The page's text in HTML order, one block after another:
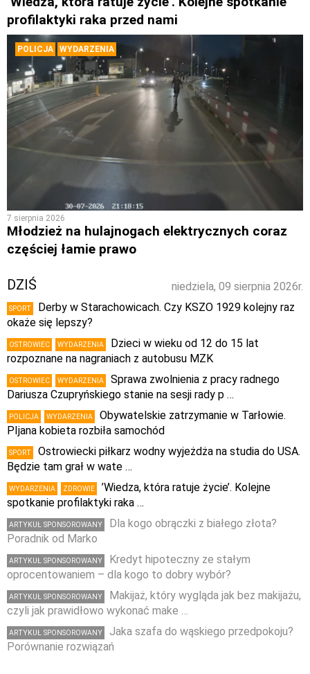
profilaktyki raka przed nami
POLICJA WYDARZENIA
7 sierpnia 2026
Młodzież na hulajnogach elektrycznych coraz
częściej łamie prawo
niedziela, 09 sierpnia 2026r.
DZIŚ
SPORT
Derby w Starachowicach. Czy KSZO 1929 kolejny raz
okaże się lepszy?
OSTROWIEC WYDARZENIA
Dzieci w wieku od 12 do 15 lat
rozpoznane na nagraniach z autobusu MZK
OSTROWIEC WYDARZENIA
Sprawa zwolnienia z pracy radnego
Dariusza Czupryńskiego stanie na sesji rady p …
POLICJA WYDARZENIA
Obywatelskie zatrzymanie w Tarłowie.
PIjana kobieta rozbiła samochód
SPORT
Ostrowiecki piłkarz wodny wyjeżdża na studia do USA.
Będzie tam grał w wate …
WYDARZENIA ZDROWIE
’Wiedza, która ratuje życie’. Kolejne
spotkanie profilaktyki raka …
ARTYKUŁ SPONSOROWANY
Dla kogo obrączki z białego złota?
Poradnik od Marko
ARTYKUŁ SPONSOROWANY
Kredyt hipoteczny ze stałym
oprocentowaniem – dla kogo to dobry wybór?
ARTYKUŁ SPONSOROWANY
Makijaż, który wygląda jak bez makijażu,
czyli jak prawidłowo wykonać make …
ARTYKUŁ SPONSOROWANY
Jaka szafa do wąskiego przedpokoju?
Porównanie rozwiązań